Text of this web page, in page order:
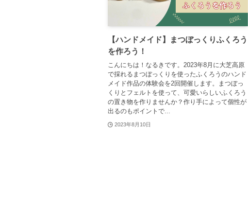
【ハンドメイド】まつぼっくりふくろう
を作ろう！
こんにちは！なるきです。2023年8月に大芝高原
で採れるまつぼっくりを使ったふくろうのハンド
メイド作品の体験会を2回開催します。まつぼっ
くりとフェルトを使って、可愛いらしいふくろう
の置き物を作りませんか？作り手によって個性が
出るのもポイントで...
2023年8月10日